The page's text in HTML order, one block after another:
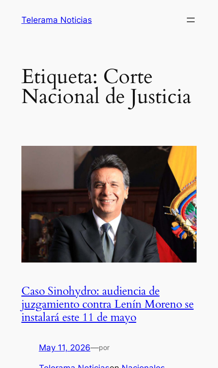
Telerama Noticias
Etiqueta: Corte
Nacional de Justicia
Caso Sinohydro: audiencia de
juzgamiento contra Lenín Moreno se
instalará este 11 de mayo
May 11, 2026—por